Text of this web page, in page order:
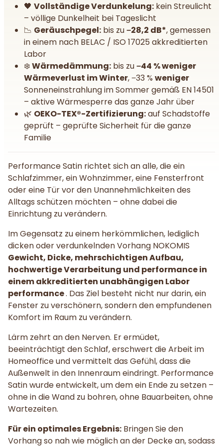
🖤 Vollständige Verdunkelung: kein Streulicht
– völlige Dunkelheit bei Tageslicht
📉 Geräuschpegel: bis zu−28,2 dB*, gemessen
in einem nach BELAC / ISO 17025 akkreditierten
Labor
❄️Wärmedämmung: bis zu−44 % weniger
Wärmeverlust im Winter, −33 % weniger
Sonneneinstrahlung im Sommer gemäß EN 14501
– aktive Wärmesperre das ganze Jahr über
🌿 OEKO-TEX®-Zertifizierung:auf Schadstoffe
geprüft – geprüfte Sicherheit für die ganze
Familie
Performance Satin richtet sich an alle, die ein
Schlafzimmer, ein Wohnzimmer, eine Fensterfront
oder eine Tür vor den Unannehmlichkeiten des
Alltags schützen möchten – ohne dabei die
Einrichtung zu verändern.
Im Gegensatz zu einem herkömmlichen, lediglich
dicken oder verdunkelnden Vorhang NOKOMIS
Gewicht, Dicke, mehrschichtigen Aufbau,
hochwertige Verarbeitung und performance in
einem akkreditierten unabhängigen Labor
performance. Das Ziel besteht nicht nur darin, ein
Fenster zu verschönern, sondern den empfundenen
Komfort im Raum zu verändern.
Lärm zehrt an den Nerven. Er ermüdet,
beeinträchtigt den Schlaf, erschwert die Arbeit im
Homeoffice und vermittelt das Gefühl, dass die
Außenwelt in den Innenraum eindringt. Performance
Satin wurde entwickelt, um dem ein Ende zu setzen –
ohne in die Wand zu bohren, ohne Bauarbeiten, ohne
Wartezeiten.
Für ein optimales Ergebnis: Bringen Sie den
Vorhang so nah wie möglich an der Decke an, sodass